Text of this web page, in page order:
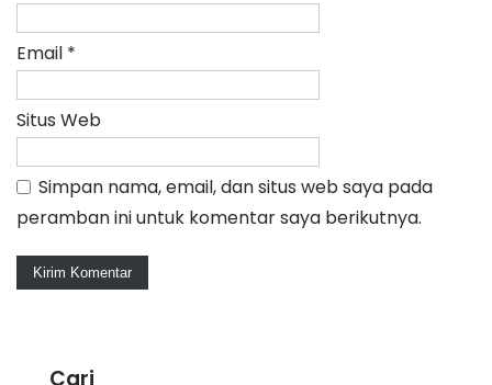
Email *
Situs Web
Simpan nama, email, dan situs web saya pada
peramban ini untuk komentar saya berikutnya.
Cari